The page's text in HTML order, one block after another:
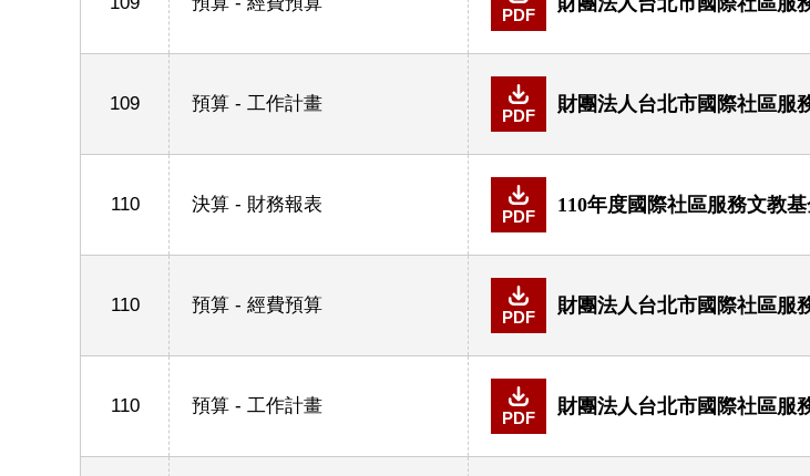
PDF
109 預算 - 工作計畫
PDF
財團法人台北市國際社區服
110 決算 - 財務報表
PDF
110年度國際社區服務文教
110 預算 - 經費預算
PDF
財團法人台北市國際社區服
110 預算 - 工作計畫
PDF
財團法人台北市國際社區服